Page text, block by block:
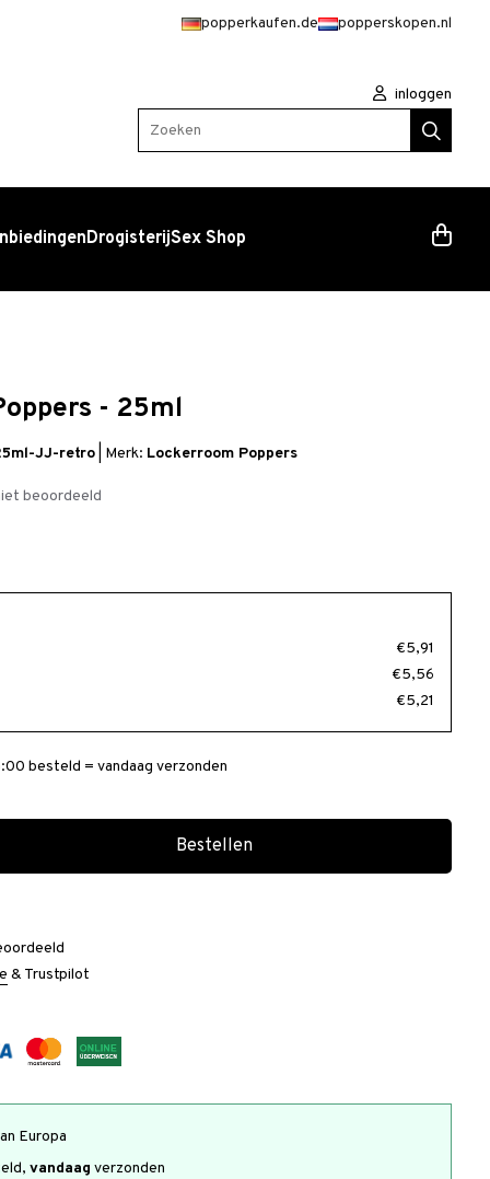
popperkaufen.de popperskopen.nl
inloggen
Zoeken
DrogisterijSex Shop
- 25ml
JJ-retro Merk: Lockerroom Poppers
beoordeeld
€5,91
€5,56
€5,21
besteld = vandaag verzonden
Bestellen
& Trustpilot
Europa
vandaag verzonden